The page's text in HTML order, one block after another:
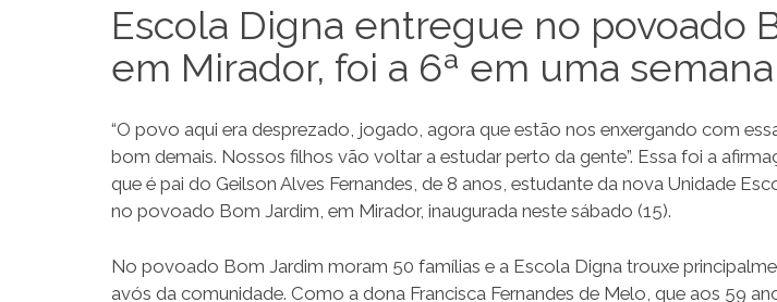
Escola Digna entregue no povoado
em Mirador, foi a 6ª em uma semana
“O povo aqui era desprezado, jogado, agora que estão nos enxergando com
bom demais. Nossos filhos vão voltar a estudar perto da gente”. Essa foi a
que é pai do Geilson Alves Fernandes, de 8 anos, estudante da nova Unidade
no povoado Bom Jardim, em Mirador, inaugurada neste sábado (15).
No povoado Bom Jardim moram 50 famílias e a Escola Digna trouxe
avós da comunidade. Como a dona Francisca Fernandes de Melo, que aos 59